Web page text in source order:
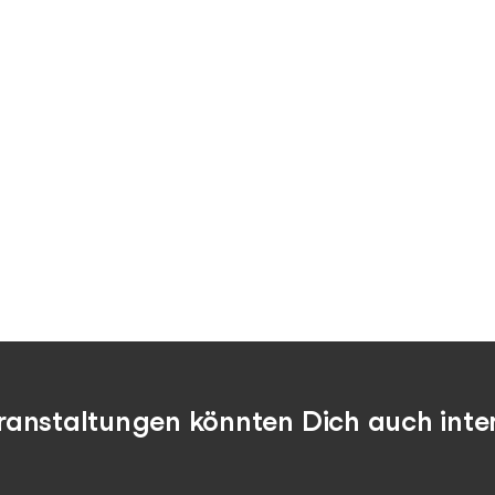
könnten Dich auch